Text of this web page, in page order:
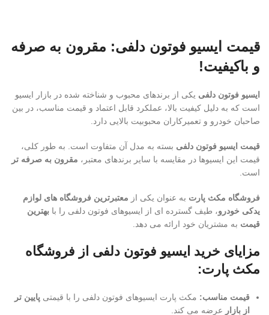
قیمت ایسیو فوتون دلفی: مقرون به صرفه
و باکیفیت!
ایسیو فوتون دلفی یکی از برندهای محبوب و شناخته شده در بازار ایسیو
است که به دلیل کیفیت بالا، عملکرد قابل اعتماد و قیمت مناسب، در بین
صاحبان خودرو و تعمیرکاران محبوبیت بالایی دارد.
قیمت ایسیو فوتون دلفی بسته به مدل آن متفاوت است. به طور کلی،
قیمت این ایسیوها در مقایسه با سایر برندهای معتبر، مقرون به صرفه تر
است.
فروشگاه مکث پارت به عنوان یکی از معتبرترین فروشگاه های لوازم
یدکی خودرو، طیف گسترده ای از ایسیوهای فوتون دلفی را با بهترین
قیمت به مشتریان خود ارائه می دهد.
مزایای خرید ایسیو فوتون دلفی از فروشگاه
مکث پارت:
قیمت مناسب: مکث پارت ایسیوهای فوتون دلفی را با قیمتی پایین تر
از بازار عرضه می کند.